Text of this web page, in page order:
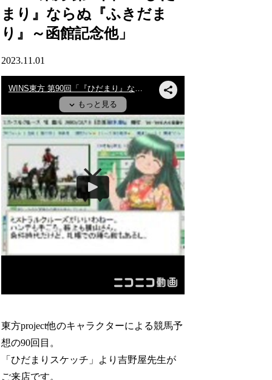
まり』ならぬ『ふきだま
り』～函館記念他」
2023.11.01
東方project他のキャラクターによる競馬予
想の90回目。
「ひだまりスケッチ」より吉野屋先生が
ご来店です。